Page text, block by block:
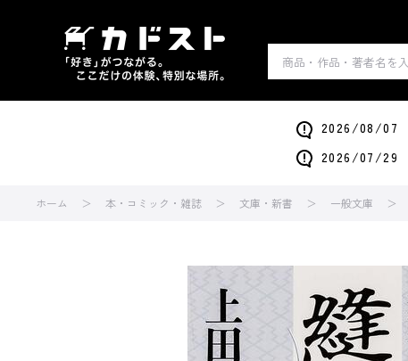
2026/08/07
2026/07/29
ホーム 本・コミック・雑誌 文庫・新書 一般文庫